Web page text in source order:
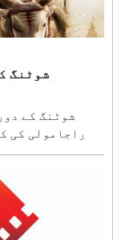
شوٹنگ
راجامولی کی
خبروں میں
دوران مہیش